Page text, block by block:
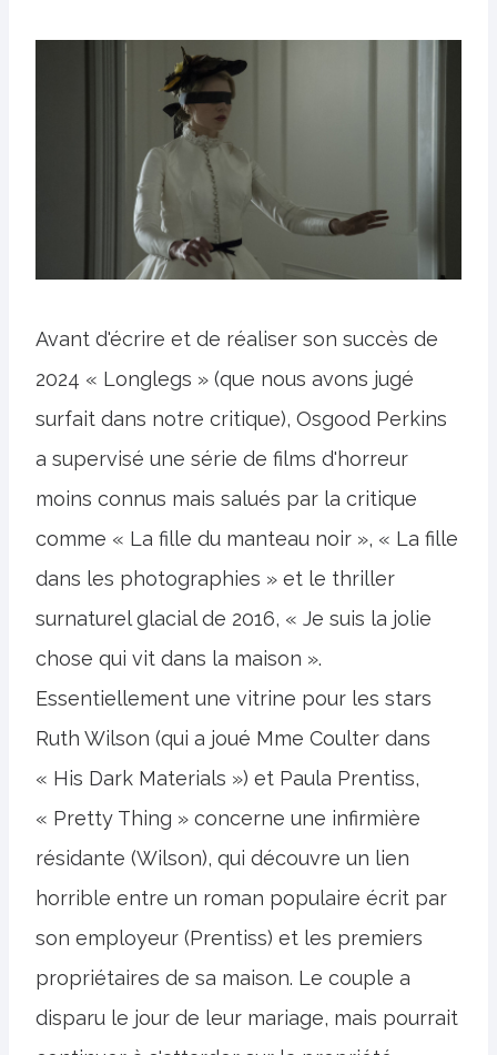
Avant d'écrire et de réaliser son succès de
2024 « Longlegs » (que nous avons jugé
surfait dans notre critique), Osgood Perkins
a supervisé une série de films d'horreur
moins connus mais salués par la critique
comme « La fille du manteau noir », « La fille
dans les photographies » et le thriller
surnaturel glacial de 2016, « Je suis la jolie
chose qui vit dans la maison ».
Essentiellement une vitrine pour les stars
Ruth Wilson (qui a joué Mme Coulter dans
« His Dark Materials ») et Paula Prentiss,
« Pretty Thing » concerne une infirmière
résidante (Wilson), qui découvre un lien
horrible entre un roman populaire écrit par
son employeur (Prentiss) et les premiers
propriétaires de sa maison. Le couple a
disparu le jour de leur mariage, mais pourrait